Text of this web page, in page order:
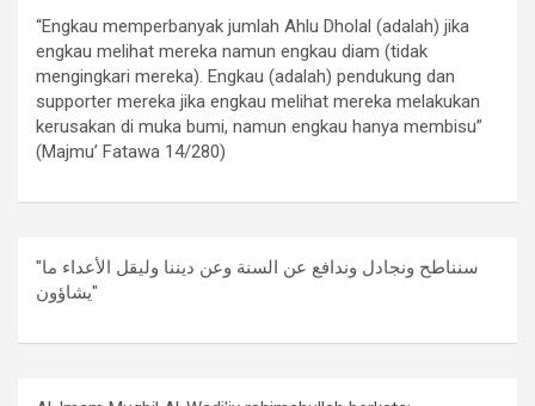
“Engkau memperbanyak jumlah Ahlu Dholal (adalah) jika
engkau melihat mereka namun engkau diam (tidak
mengingkari mereka). Engkau (adalah) pendukung dan
supporter mereka jika engkau melihat mereka melakukan
kerusakan di muka bumi, namun engkau hanya membisu”
(Majmu’ Fatawa 14/280)
"سنناطح ونجادل وندافع عن السنة وعن ديننا وليقل الأعداء ما
يشاؤون"